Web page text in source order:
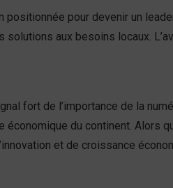
pour devenir un
aux besoins locaux.
fort de l’importance de la
du continent. Alors
et de croissance